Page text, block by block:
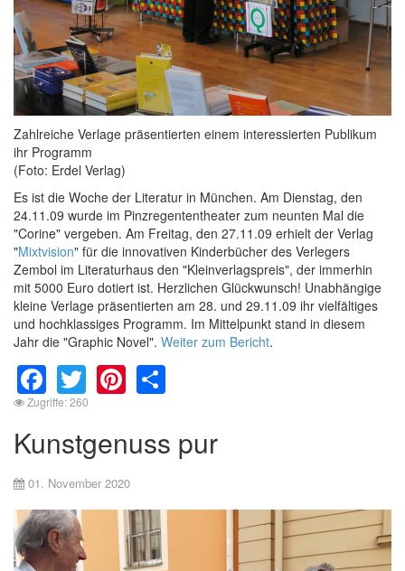
Zahlreiche Verlage präsentierten einem interessierten Publikum
ihr Programm
(Foto: Erdel Verlag)
Es ist die Woche der Literatur in München. Am Dienstag, den
24.11.09 wurde im Pinzregententheater zum neunten Mal die
"Corine" vergeben. Am Freitag, den 27.11.09 erhielt der Verlag
"Mixtvision" für die innovativen Kinderbücher des Verlegers
Zembol im Literaturhaus den "Kleinverlagspreis", der immerhin
mit 5000 Euro dotiert ist. Herzlichen Glückwunsch! Unabhängige
kleine Verlage präsentierten am 28. und 29.11.09 ihr vielfältiges
und hochklassiges Programm. Im Mittelpunkt stand in diesem
Jahr die "Graphic Novel". Weiter zum Bericht.
Facebook
TwitterPinterest
Zugriffe: 260
Kunstgenuss pur
01. November 2020